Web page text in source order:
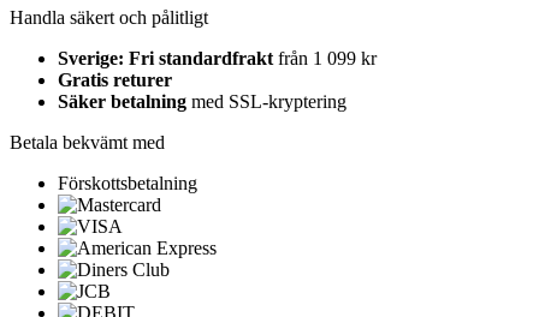
Handla säkert och pålitligt
Sverige: Fri standardfrakt från 1 099 kr
Gratis returer
Säker betalning med SSL-kryptering
Betala bekvämt med
Förskottsbetalning